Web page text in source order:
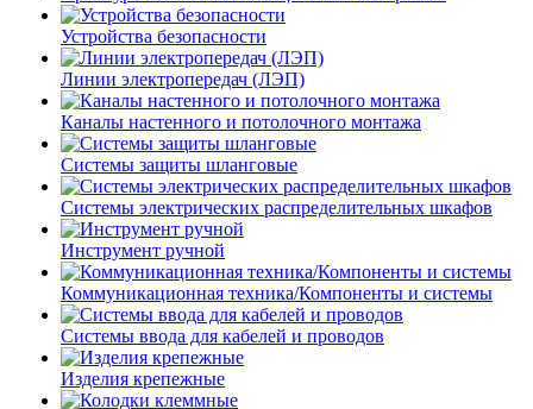
Устройства безопасности
Линии электропередач (ЛЭП)
Каналы настенного и потолочного монтажа
Системы защиты шланговые
Системы электрических распределительных шкафов
Инструмент ручной
Коммуникационная техника/Компоненты и системы
Системы ввода для кабелей и проводов
Изделия крепежные